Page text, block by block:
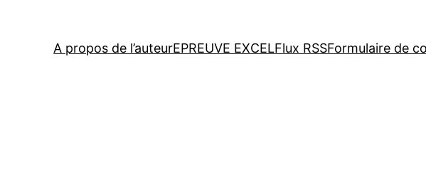
A propos de l’auteurEPREUVE EXCELFlux RSSFormulaire de